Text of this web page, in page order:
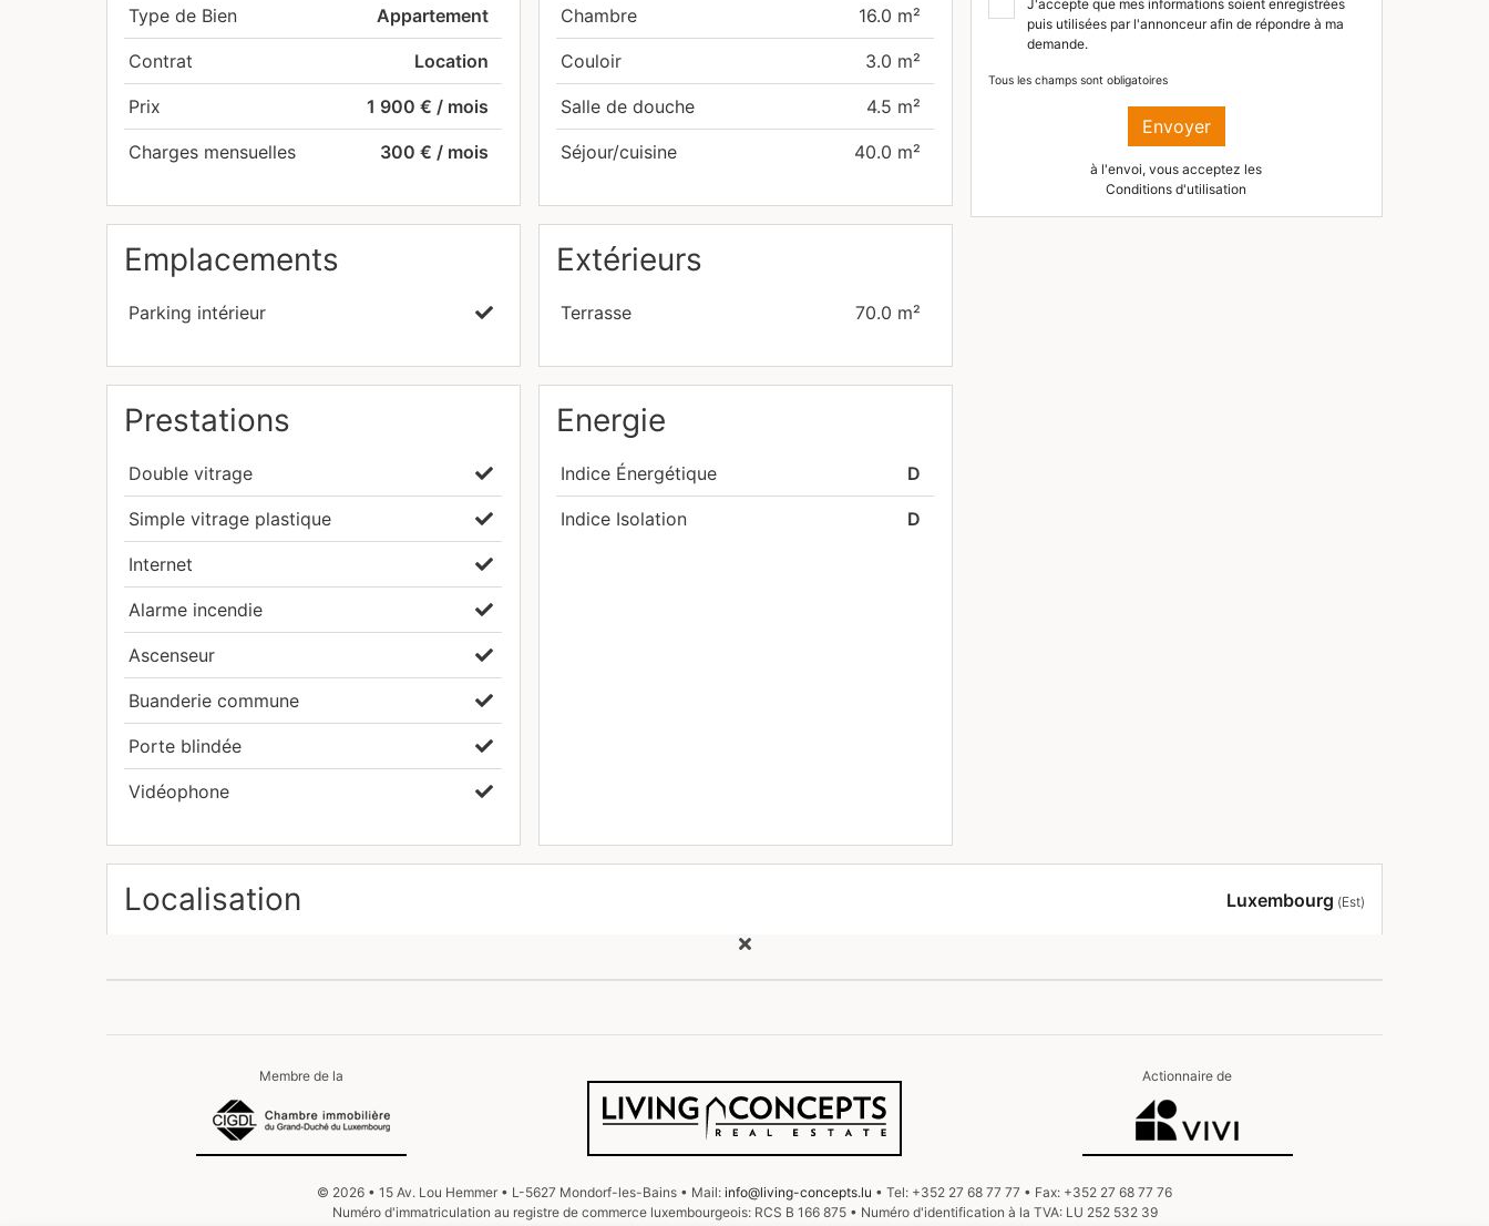
le centre des finances du Kirchberg et l'Ecole Européenne. Une petite supérette se situe
également à 200 mètres de l'appartement.
Loyer: 1'700,00€
Charges: 350,00€ (internet compris)
Garantie: 3'400,00€
Commission d'agence: 994,50€
Durée de contrat: 12 mois (potentiellement extensible)
concepts.lu si vous voulez convenir d'un rendez-vous ou en cas de questions supplémentaires.
#Living Concepts #Immobilier Luxembourg #Immobilier Luxembourg #Home Staging #Location
Courte Durée #Appartement #Canach
Type de Bien Appartement
Contrat Location
Prix 1 900 € / mois
Charges mensuelles 300 € / mois
Chambre 16.0 m²
Couloir 3.0 m²
Salle de douche 4.5 m²
Séjour/cuisine 40.0 m²
Emplacements
Parking intérieur
Extérieurs
Terrasse 70.0 m²
Prestations
Double vitrage
Simple vitrage plastique
Internet
Alarme incendie
Ascenseur
Buanderie commune
Porte blindée
Vidéophone
Energie
Indice Énergétique D
Indice Isolation D
J'accepte que mes informations soient enregistrées
puis utilisées par l'annonceur afin de répondre à ma
demande.
Tous les champs sont obligatoires
Envoyer
à l'envoi, vous acceptez les
Conditions d'utilisation
Localisation Luxembourg (Est)
Membre de la Actionnaire de
© 2026 15 Av. Lou Hemmer L-5627 Mondorf-les-Bains Mail: info@living-concepts.lu Tel: +352 27 68 77 77 Fax: +352 27 68 77 76
Numéro d'immatriculation au registre de commerce luxembourgeois: RCS B 166 875 Numéro d'identification à la TVA:LU 252 532 39